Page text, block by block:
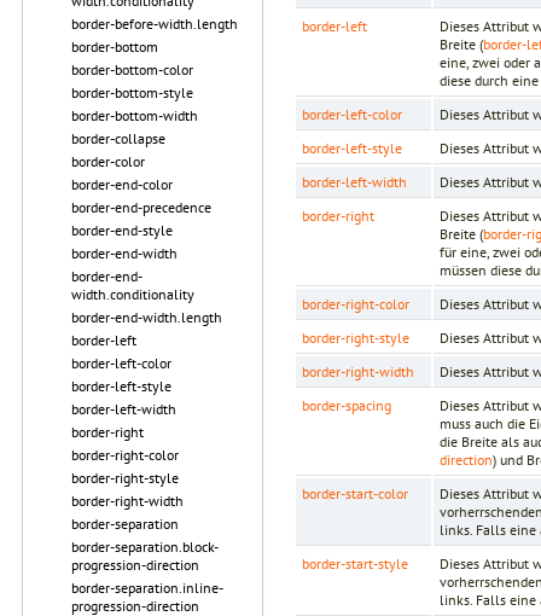
border-before-width.length
border-bottom
border-bottom-color
border-bottom-style
border-bottom-width
border-collapse
border-color
border-end-color
border-end-precedence
border-end-style
border-end-width
border-end-
width.conditionality
border-end-width.length
border-left
border-left-color
border-left-style
border-left-width
border-right
border-right-color
border-right-style
border-right-width
border-separation
border-separation.block-
progression-direction
border-separation.inline-
progression-direction
border-left
Dieses Attribut
Breite (border-
eine, zwei oder
diese durch
border-left-color
Dieses Attribut
border-left-style
Dieses Attribut
border-left-width
Dieses Attribut
border-right
Dieses Attribut
Breite (border-
für eine, zwei
müssen diese
border-right-color
Dieses Attribut
border-right-style
Dieses Attribut
border-right-width
Dieses Attribut
border-spacing
Dieses Attribut
muss auch die
die Breite als
direction) und
border-start-color
Dieses Attribut
links. Falls eine
border-start-style
Dieses Attribut
links. Falls eine